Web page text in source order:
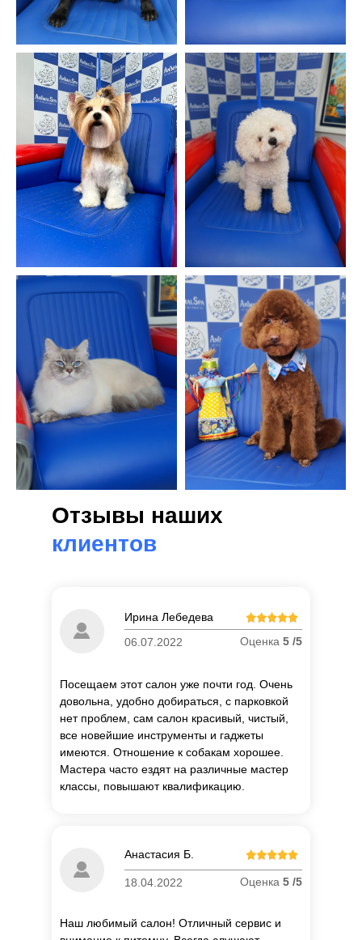
Отзывы наших
клиентов
Ирина Лебедева
06.07.2022
Оценка 5 /5
Посещаем этот салон уже почти год. Очень
довольна, удобно добираться, с парковкой
нет проблем, сам салон красивый, чистый,
все новейшие инструменты и гаджеты
имеются. Отношение к собакам хорошее.
Мастера часто ездят на различные мастер
классы, повышают квалификацию.
Анастасия Б.
18.04.2022 Оценка 5 /5
Наш любимый салон! Отличный сервис и